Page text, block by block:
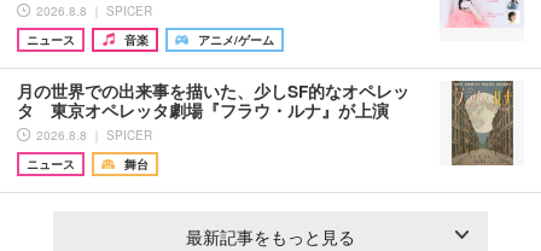
2026.8.8 ｜ SPICER
ニュース
音楽 アニメ/ゲーム
月の世界での出来事を描いた、少しSF的なオペレッ
タ 東京オペレッタ劇場『フラウ・ルナ』が上演
2026.8.8 ｜ SPICER
ニュース
舞台
最新記事をもっと見る